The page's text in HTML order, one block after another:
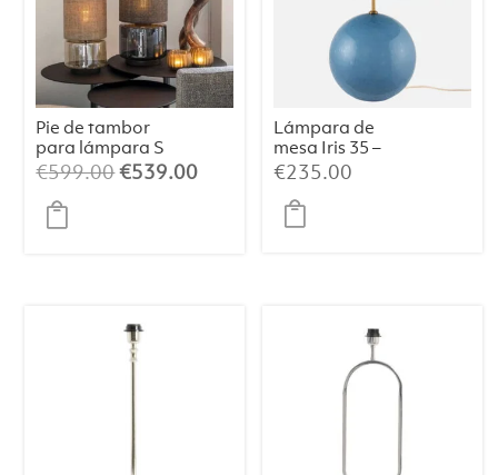
Pie de tambor
para lámpara S
Champán/Beige
/064
€599.00El
€539.00El
Lámpara de
mesa Iris 35 –
Azul paloma
€235.00